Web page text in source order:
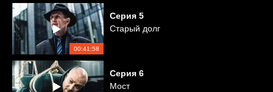
00:41:58
Серия 5
Старый долг
Серия 6
Мост